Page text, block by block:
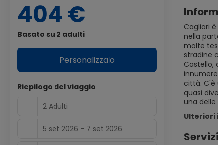
Cagliari
nella
molte
stradine
Castello,
città. C'è
quasi
una delle
Ulteriori
404 €
Basato su 2 adulti
Personalizzalo
Riepilogo del viaggio
2 Adulti
5 set 2026 - 7 set 2026